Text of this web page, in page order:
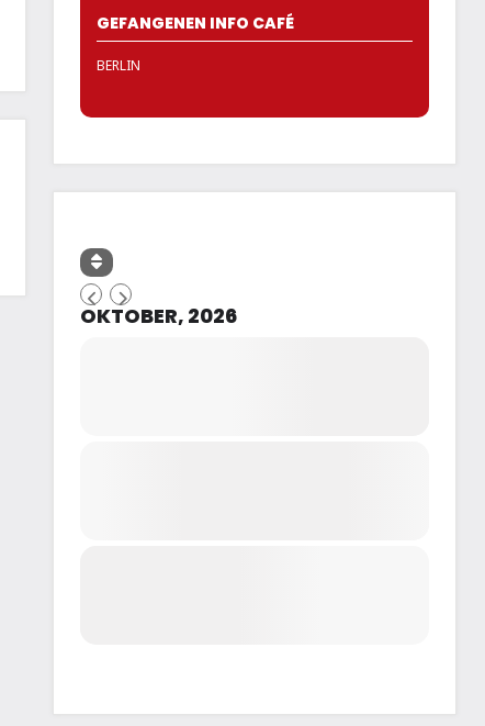
GEFANGENEN INFO CAFÉ
BERLIN
OKTOBER, 2026